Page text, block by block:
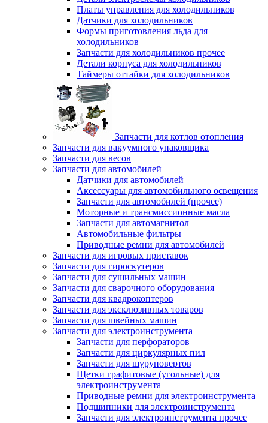
Платы управления для холодильников
Датчики для холодильников
Формы приготовления льда для
холодильников
Запчасти для холодильников прочее
Детали корпуса для холодильников
Таймеры оттайки для холодильников
Запчасти для котлов отопления
Запчасти для вакуумного упаковщика
Запчасти для весов
Запчасти для автомобилей
Датчики для автомобилей
Аксессуары для автомобильного освещения
Запчасти для автомобилей (прочее)
Моторные и трансмиссионные масла
Запчасти для автомагнитол
Автомобильные фильтры
Приводные ремни для автомобилей
Запчасти для игровых приставок
Запчасти для гироскутеров
Запчасти для сушильных машин
Запчасти для сварочного оборудования
Запчасти для квадрокоптеров
Запчасти для эксклюзивных товаров
Запчасти для швейных машин
Запчасти для электроинструмента
Запчасти для перфораторов
Запчасти для циркулярных пил
Запчасти для шуруповертов
Щетки графитовые (угольные) для
электроинструмента
Приводные ремни для электроинструмента
Подшипники для электроинструмента
Запчасти для электроинструмента прочее